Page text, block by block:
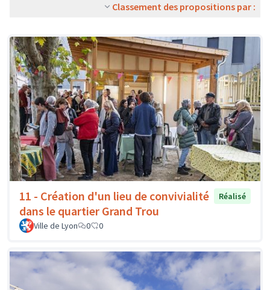
Classement des propositions par :
11 - Création d'un lieu de convivialité
dans le quartier Grand Trou
Réalisé
Ville de Lyon 0 0